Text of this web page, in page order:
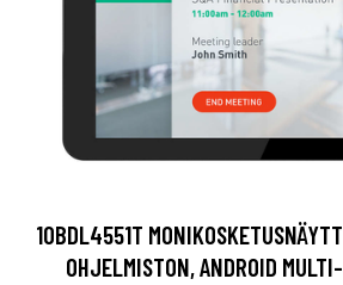
10BDL4551T
OHJELMISTON, ANDROID